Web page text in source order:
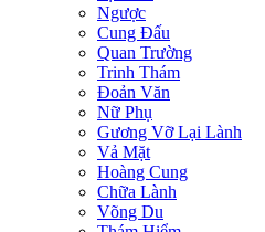
Ngược
Cung Đấu
Quan Trường
Trinh Thám
Đoản Văn
Nữ Phụ
Gương Vỡ Lại Lành
Vả Mặt
Hoàng Cung
Chữa Lành
Võng Du